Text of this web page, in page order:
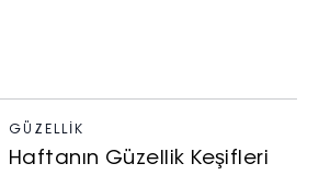
GÜZELLIK
Haftanın Güzellik Keşifleri